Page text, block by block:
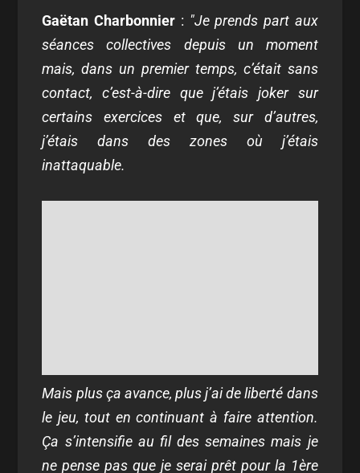
Gaëtan Charbonnier : "Je prends part aux
séances collectives depuis un moment
mais, dans un premier temps, c’était sans
contact, c’est-à-dire que j’étais joker sur
certains exercices et que, sur d’autres,
j’étais dans des zones où j’étais
inattaquable.
Mais plus ça avance, plus j’ai de liberté dans
le jeu, tout en continuant à faire attention.
Ça s’intensifie au fil des semaines mais je
ne pense pas que je serai prêt pour la 1ère